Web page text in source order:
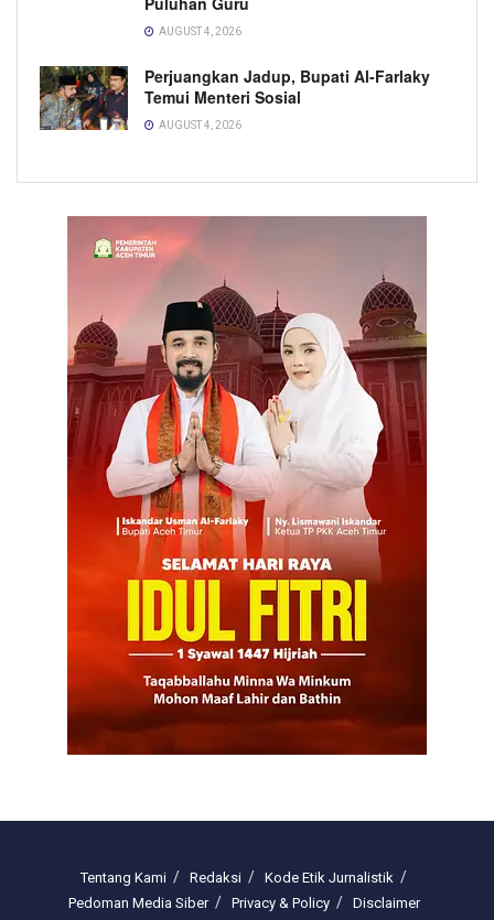
AUGUST 4, 2026
Perjuangkan Jadup, Bupati Al-Farlaky
Temui Menteri Sosial
AUGUST 4, 2026
Tentang Kami Redaksi
Kode Etik Jurnalistik
Pedoman Media Siber
Privacy & Policy Disclaimer